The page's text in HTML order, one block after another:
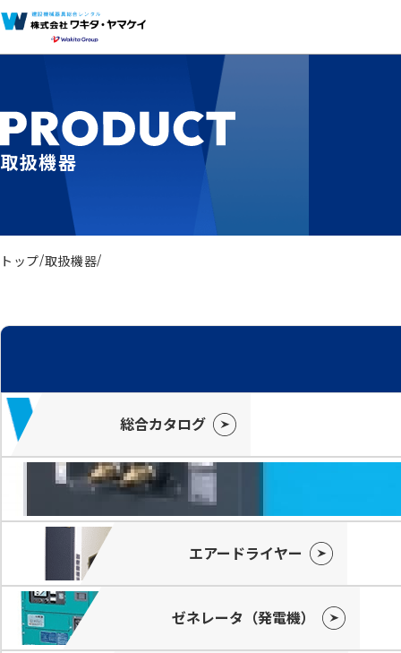
取扱機器
トップ 取扱機器
総合カタログ
エアードライヤー
ゼネレータ（発電機）